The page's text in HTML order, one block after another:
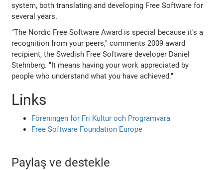
system, both translating and developing Free Software for
several years.
"The Nordic Free Software Award is special because it's a
recognition from your peers," comments 2009 award
recipient, the Swedish Free Software developer Daniel
Stehnberg. "It means having your work appreciated by
people who understand what you have achieved."
Links
Föreningen för Fri Kultur och Programvara
Free Software Foundation Europe
Paylaş ve destekle